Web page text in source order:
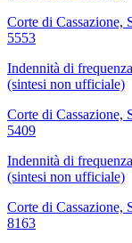
Corte di Cassazione,
5553
Indennità di
(sintesi non ufficiale)
Corte di Cassazione,
5409
Indennità di
(sintesi non ufficiale)
Corte di Cassazione,
8163